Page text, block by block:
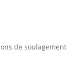
de